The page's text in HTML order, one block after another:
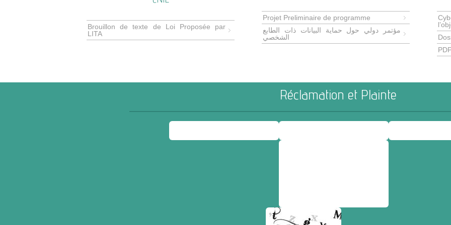
Brouillon de texte de Loi Proposée par
LITA
Projet Preliminaire de programme
مؤتمر دولي حول حماية البيانات ذات الطابع
الشخصي
Réclamation et Plainte